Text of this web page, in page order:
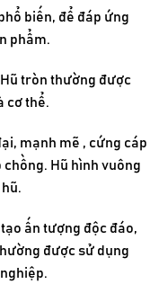
biến, để đáp ứng
phẩm.
tròn thường được
cơ thể.
mạnh mẽ , cứng cáp
Hũ hình vuông
ấn tượng độc đáo,
được sử dụng